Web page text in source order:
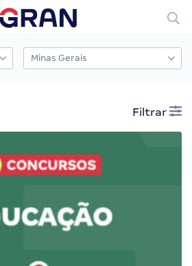
Filtrar